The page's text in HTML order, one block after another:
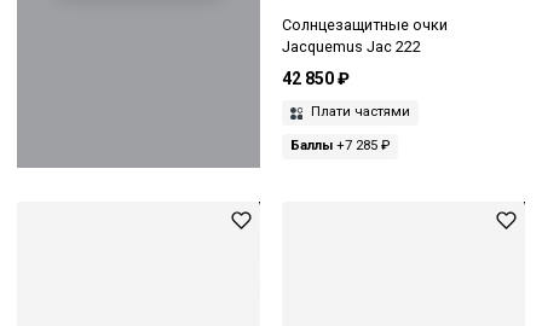
Солнцезащитные очки
Jacquemus Jac 222
42 850 ₽
Плати частями
Баллы+7 285 ₽